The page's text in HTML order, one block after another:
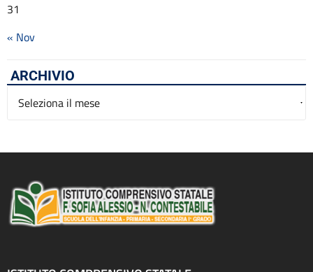
31
« Nov
ARCHIVIO
Archivio